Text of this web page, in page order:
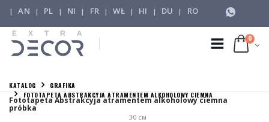
| AN | PL | NI | FR | WŁ | HI | DU | RO
0
KATALOG
GRAFIKA
FOTOTAPETA ABSTRAKCYJA ATRAMENTEM ALKOHOLOWY CIEMNA
Fototapeta Abstrakcyja atramentem alkoholowy ciemna
próbka
30см